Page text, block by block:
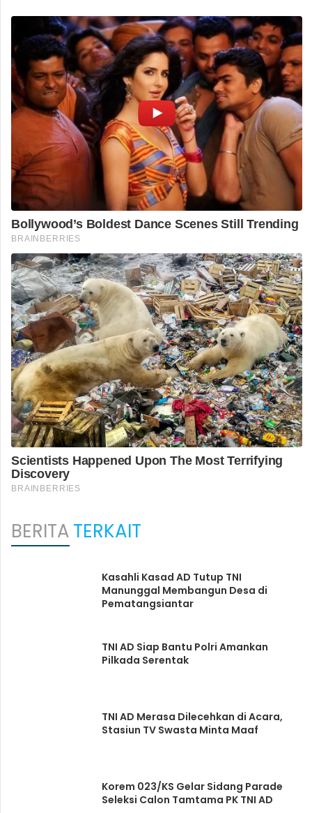
BERITATERKAIT
Kasahli Kasad AD Tutup TNI
Manunggal Membangun Desa di
Pematangsiantar
TNI AD Siap Bantu Polri Amankan
Pilkada Serentak
TNI AD Merasa Dilecehkan di Acara,
Stasiun TV Swasta Minta Maaf
Korem 023/KS Gelar Sidang Parade
Seleksi Calon Tamtama PK TNI AD